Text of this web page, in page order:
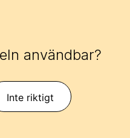
användbar?
Inte riktigt